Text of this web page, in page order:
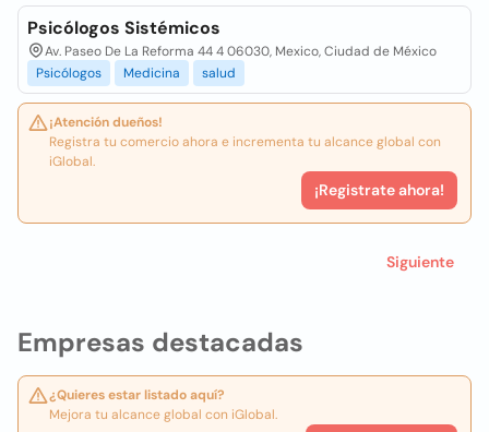
Empresas destacadas
¿Quieres estar listado aquí?
Mejora tu alcance global con iGlobal.
Psicólogos Sistémicos
Av. Paseo De La Reforma 44 4 06030, Mexico, Ciudad de México
Psicólogos
Medicina salud
¡Atención dueños!
Registra tu comercio ahora e incrementa tu alcance global con
iGlobal.
¡Registrate ahora!
Siguiente